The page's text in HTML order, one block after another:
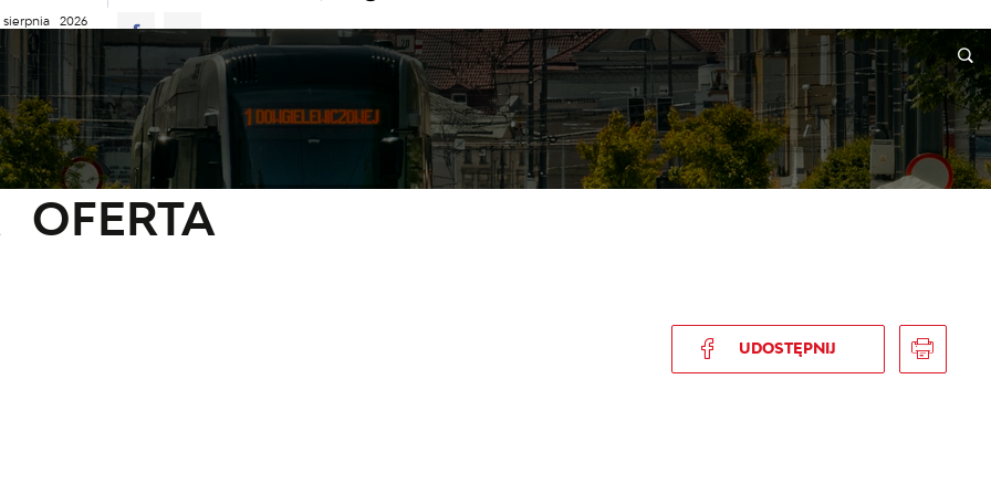
2026
23°C
JAZDY AKTUALNOŚCI KOMUNIKATY NASZA OFERTA INFORMACJE WNIOSKI I REKLAMACJE KONTAKT
oferta
OFERTA
UDOSTĘPNIJ